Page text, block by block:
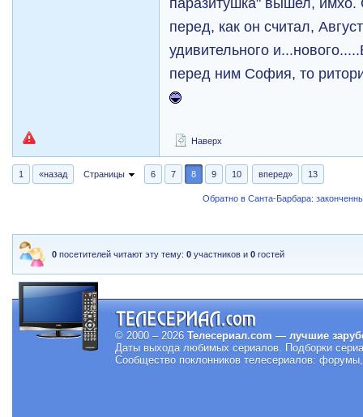
перед, как он считал,
удивительного
перед ним София, то
Наверх
1 «назад Страницы 6 7 8 9 10 вперед» 13
Обратно в Санта-Барбара:
0 посетителей читают эту тему:0 участников и0 гостей
© 2000 – 2026 Телесериал.com — лучшие
Даты выхода любимых сериалов. Подборки
Сообщество поклонников телесериалов: